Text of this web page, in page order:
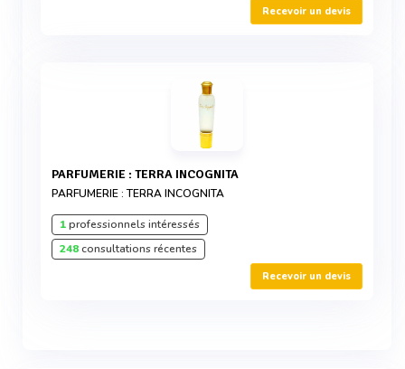
Recevoir un devis
PARFUMERIE : TERRA INCOGNITA
PARFUMERIE : TERRA INCOGNITA
1professionnels intéressés
248consultations récentes
Recevoir un devis